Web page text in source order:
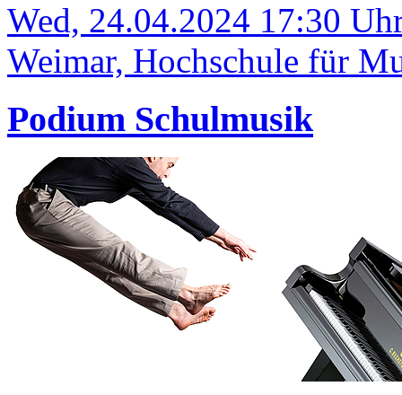
Wed, 24.04.2024 17:30
Weimar, Hochschule für
Podium Schulmusik